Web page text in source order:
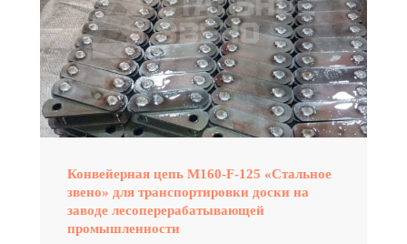
Конвейерная цепь М160-F-125 «Стальное
звено» для транспортировки доски на
заводе лесоперерабатывающей
промышленности